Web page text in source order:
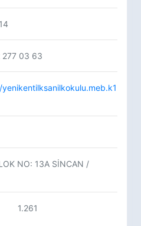
277 03 63
NO: 13A SİNCAN /
1.261